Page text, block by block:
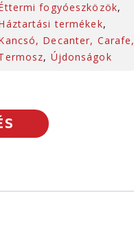
fogyóeszközök,
termékek,
Decanter, Carafe,
, Újdonságok